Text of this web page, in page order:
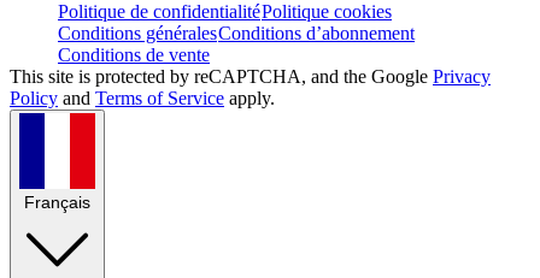
Politique de confidentialitéPolitique cookies
Conditions généralesConditions d’abonnement
Conditions de vente
This site is protected by reCAPTCHA, and the Google Privacy
Policy and Terms of Service apply.
Français